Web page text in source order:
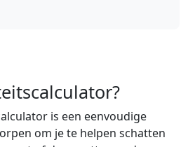
is een eenvoudige
om je te helpen schatten